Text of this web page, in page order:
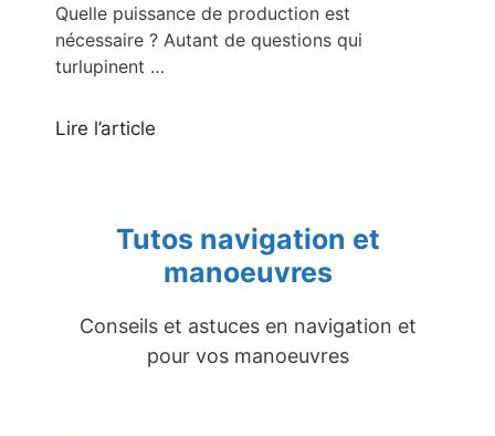
Quelle puissance de production est
nécessaire ? Autant de questions qui
turlupinent …
Lire l’article
Tutos navigation et
manoeuvres
Conseils et astuces en navigation et
pour vos manoeuvres